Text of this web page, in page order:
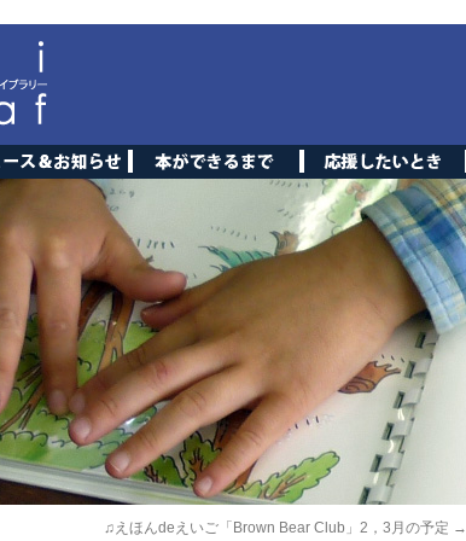
♫えほんdeえいご「Brown Bear Club」2，3月の予定 →